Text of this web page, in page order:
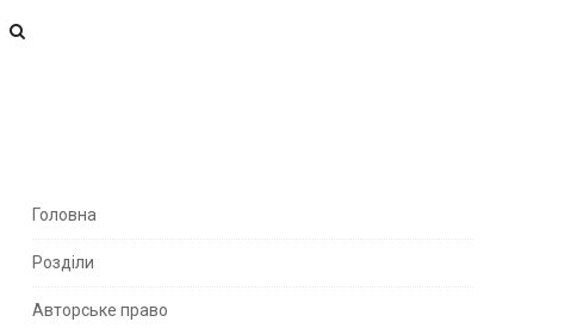
S
e
Головна
Розділи
Авторське право